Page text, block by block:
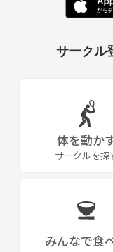
サークル
体を動か
サークルを探
みんなで食